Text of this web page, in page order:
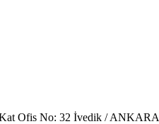
Ofis No: 32 İvedik / ANKARA